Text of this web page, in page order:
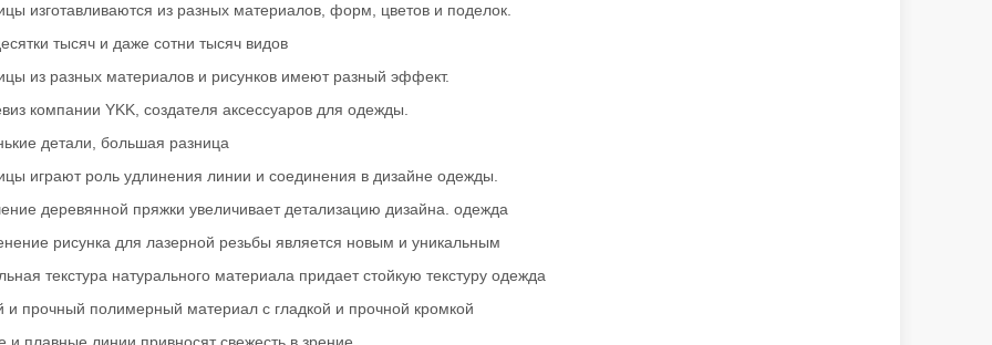
изготавливаются из разных материалов, форм, цветов и поделок.
тысяч и даже сотни тысяч видов
из разных материалов и рисунков имеют разный эффект.
компании YKK, создателя аксессуаров для одежды.
детали, большая разница
играют роль удлинения линии и соединения в дизайне одежды.
деревянной пряжки увеличивает детализацию дизайна. одежда
рисунка для лазерной резьбы является новым и уникальным
текстура натурального материала придает стойкую текстуру одежда
и прочный полимерный материал с гладкой и прочной кромкой